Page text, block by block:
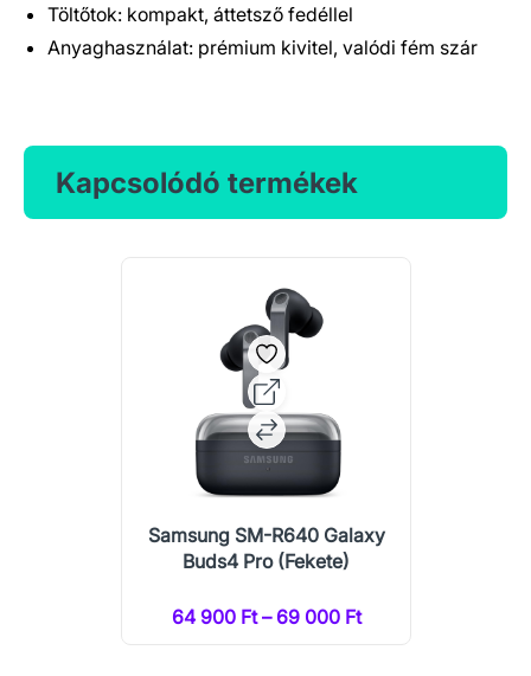
Töltőtok: kompakt, áttetsző fedéllel
Anyaghasználat: prémium kivitel, valódi fém szár
Kapcsolódó termékek
Samsung SM-R640 Galaxy
Buds4 Pro (Fekete)
64 900 Ft – 69 000 Ft